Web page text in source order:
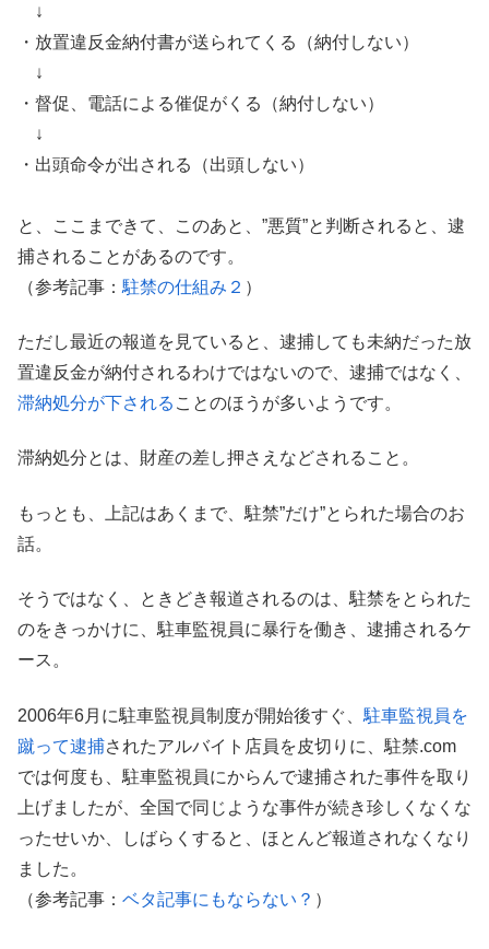
↓
・放置違反金納付書が送られてくる（納付しない）
↓
・督促、電話による催促がくる（納付しない）
↓
・出頭命令が出される（出頭しない）
と、ここまできて、このあと、”悪質”と判断されると、逮
捕されることがあるのです。
（参考記事： 駐禁の仕組み２ ）
ただし最近の報道を見ていると、逮捕しても未納だった放
置違反金が納付されるわけではないので、逮捕ではなく、
滞納処分が下される ことのほうが多いようです。
滞納処分とは、財産の差し押さえなどされること。
もっとも、上記はあくまで、駐禁”だけ”とられた場合のお
話。
そうではなく、ときどき報道されるのは、駐禁をとられた
のをきっかけに、駐車監視員に暴行を働き、逮捕されるケ
ース。
2006年6月に駐車監視員制度が開始後すぐ、 駐車監視員を
蹴って逮捕されたアルバイト店員を皮切りに、駐禁.com
では何度も、駐車監視員にからんで逮捕された事件を取り
上げましたが、全国で同じような事件が続き珍しくなくな
ったせいか、しばらくすると、ほとんど報道されなくなり
ました。
（参考記事： ベタ記事にもならない？ ）